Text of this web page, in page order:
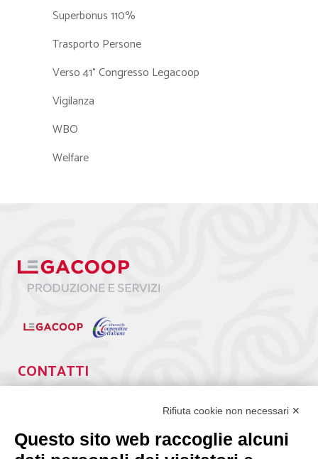
Superbonus 110%
Trasporto Persone
Verso 41° Congresso Legacoop
Vigilanza
WBO
Welfare
CONTATTI
segreteria@lps.coop
Rifiuta cookie non necessari ✕
Questo sito web raccoglie alcuni